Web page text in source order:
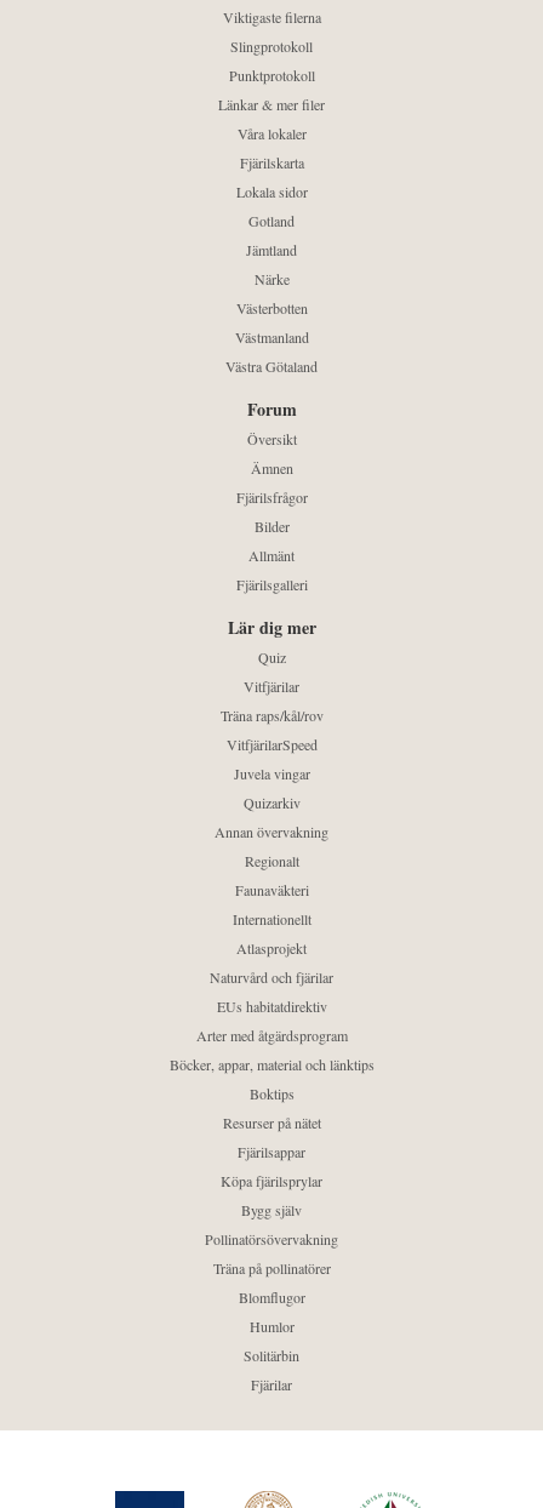
Viktigaste filerna
Slingprotokoll
Punktprotokoll
Länkar & mer filer
Våra lokaler
Fjärilskarta
Lokala sidor
Gotland
Jämtland
Närke
Västerbotten
Västmanland
Västra Götaland
Forum
Översikt
Ämnen
Fjärilsfrågor
Bilder
Allmänt
Fjärilsgalleri
Lär dig mer
Quiz
Vitfjärilar
Träna raps/kål/rov
VitfjärilarSpeed
Juvela vingar
Quizarkiv
Annan övervakning
Regionalt
Faunaväkteri
Internationellt
Atlasprojekt
Naturvård och fjärilar
EUs habitatdirektiv
Arter med åtgärdsprogram
Böcker, appar, material och länktips
Boktips
Resurser på nätet
Fjärilsappar
Köpa fjärilsprylar
Bygg själv
Pollinatörsövervakning
Träna på pollinatörer
Blomflugor
Humlor
Solitärbin
Fjärilar